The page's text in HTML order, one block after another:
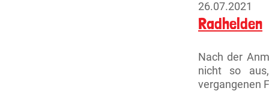
26.07.2021
Radhelden
Nach der
nicht so
vergangenen